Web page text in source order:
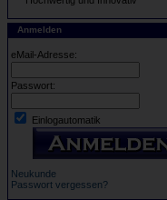
Anmelden
eMail-Adresse:
Passwort:
Einlogautomatik
Neukunde
Passwort vergessen?